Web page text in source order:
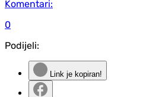
Komentari:
0
Podijeli:
Link je kopiran!